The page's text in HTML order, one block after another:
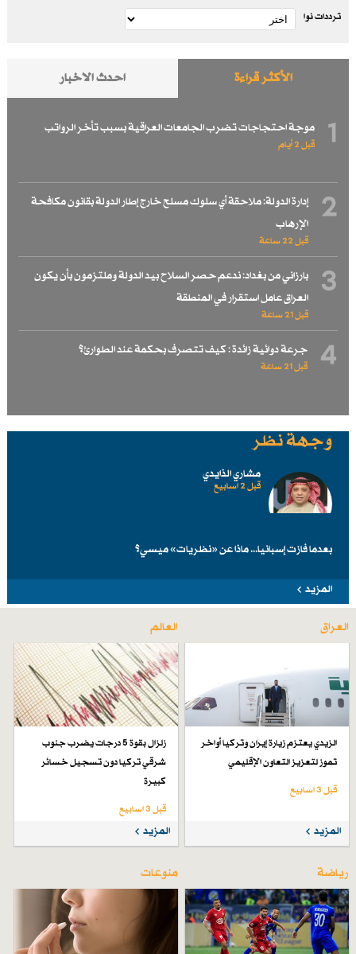
ترددات نوا
الأكثر قراءة احدث الاخبار
1 موجة احتجاجات تضرب الجامعات العراقية بسبب تأخر الرواتب
قبل 2 أيام
2
إدارة الدولة: ملاحقة أي سلوك مسلح خارج إطار الدولة بقانون مكافحة
الإرهاب
قبل 22 ساعة
3
بارزاني من بغداد: ندعم حصر السلاح بيد الدولة وملتزمون بأن يكون
العراق عامل استقرار في المنطقة
قبل 21 ساعة
4 جرعة دوائية زائدة : كيف تتصرف بحكمة عند الطوارئ؟
قبل 21 ساعة
وجهة نظر
مشاري الذايدي
قبل 2 اسابیع
بعدما فازت إسبانيا... ماذا عن «نظريات» ميسي؟
المزيد
العراق
الزيدي يعتزم زيارة إيران وتركيا أواخر
تموز لتعزيز التعاون الإقليمي
قبل 3 اسابیع
المزيد
العالم
زلزال بقوة 5 درجات يضرب جنوب
شرقي تركيا دون تسجيل خسائر
كبيرة
قبل 3 اسابیع
المزيد
رياضة منوعات